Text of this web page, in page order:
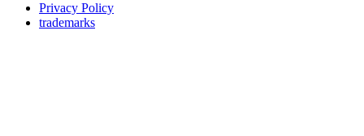
Privacy Policy
trademarks